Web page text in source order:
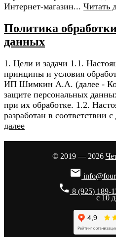
Интернет-магазин... Читать
Политика
данных
1. Цели и задачи 1.1.
принципы и условия
ИП Шимкин А.А. (далее -
защите персональных
при их обработке. 1.2.
разработан в соответствии
далее
© 2019 — 2026

phone 8 (925) 189-
с 10